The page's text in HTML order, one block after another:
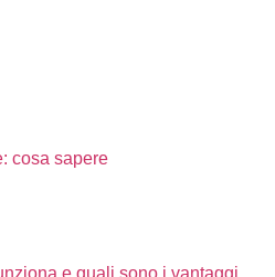
cosa sapere